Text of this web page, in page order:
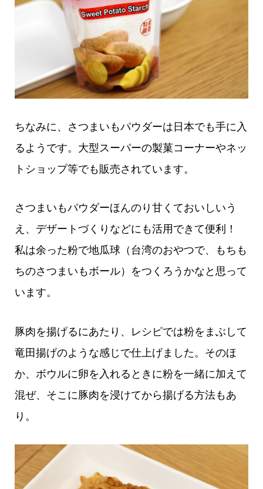
ちなみに、さつまいもパウダーは日本でも手に入
るようです。大型スーパーの製菓コーナーやネッ
トショップ等でも販売されています。
さつまいもパウダーほんのり甘くておいしいう
え、デザートづくりなどにも活用できて便利！
私は余った粉で地瓜球（台湾のおやつで、もちも
ちのさつまいもボール）をつくろうかなと思って
います。
豚肉を揚げるにあたり、レシピでは粉をまぶして
竜田揚げのような感じで仕上げました。そのほ
か、ボウルに卵を入れるときに粉を一緒に加えて
混ぜ、そこに豚肉を浸けてから揚げる方法もあ
り。